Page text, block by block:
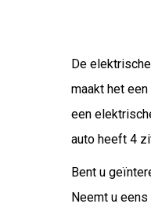
De
maakt het
een
auto heeft 4
Bent u
Neemt u